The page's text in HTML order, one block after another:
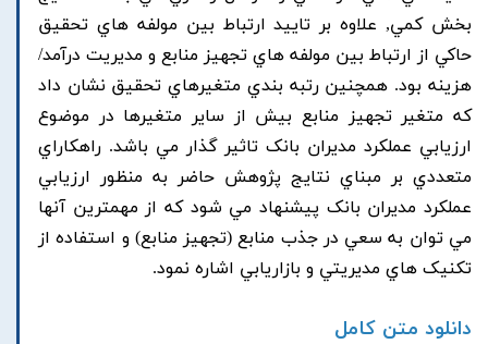
بخش کمي, علاوه بر تاييد ارتباط بين مولفه هاي تحقيق
حاکي از ارتباط بين مولفه هاي تجهيز منابع و مديريت درآمد/
هزينه بود. همچنين رتبه بندي متغيرهاي تحقيق نشان داد
که متغير تجهيز منابع بيش از ساير متغيرها در موضوع
ارزيابي عملکرد مديران بانک تاثير گذار مي باشد. راهکاراي
متعددي بر مبناي نتايج پژوهش حاضر به منظور ارزيابي
عملکرد مديران بانک پيشنهاد مي شود که از مهمترين آنها
مي توان به سعي در جذب منابع (تجهيز منابع) و استفاده از
تکنيک هاي مديريتي و بازاريابي اشاره نمود.
دانلود متن کامل